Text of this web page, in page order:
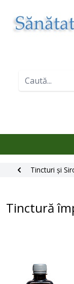
Tincturi și
Tinctură